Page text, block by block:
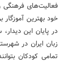
فعالیت‌های
خود بهترین
در پایان این
زبان ایران در
تمامی کودکان